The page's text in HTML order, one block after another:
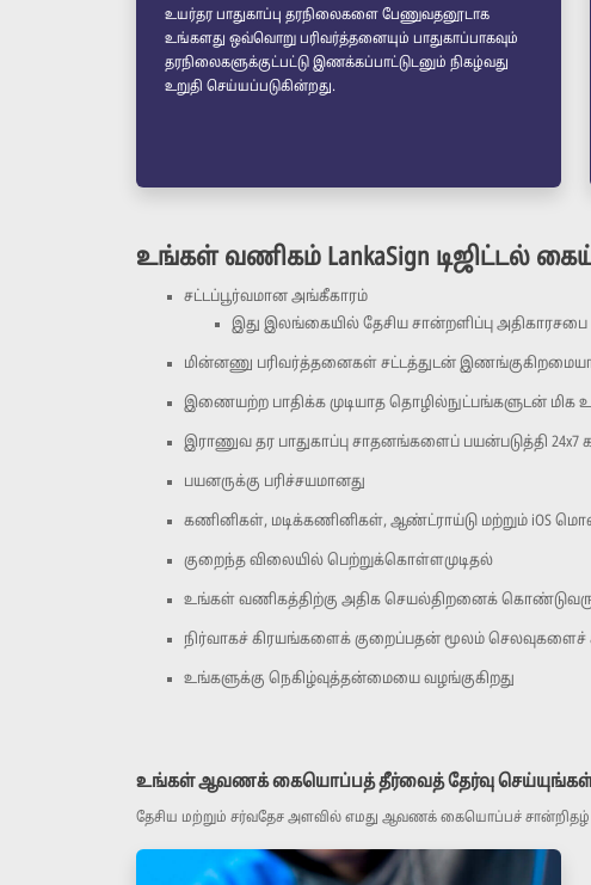
உயர்தர பாதுகாப்பு தரநிலைகளை பேணுவதனூடாக
உங்களது ஒவ்வொறு பரிவர்த்தனையும் பாதுகாப்பாகவும்
தரநிலைகளுக்குட்பட்டு இணக்கப்பாட்டுடனும் நிகழ்வது
உறுதி செய்யப்படுகின்றது.
உங்கள் வணிகம் LankaSign
சட்டப்பூர்வமான அங்கீகாரம்
இது இலங்கையில் தேசிய சான்றளிப்பு அதிகாரசபை
மின்னணு பரிவர்த்தனைகள் சட்டத்துடன்
இணையற்ற பாதிக்க முடியாத தொழில்நுட்பங்களுடன் மிக
இராணுவ தர பாதுகாப்பு சாதனங்களைப் பயன்படுத்தி
பயனருக்கு பரிச்சயமானது
கணினிகள், மடிக்கணினிகள், ஆண்ட்ராய்டு மற்றும் iOS
குறைந்த விலையில் பெற்றுக்கொள்ளமுடிதல்
உங்கள் வணிகத்திற்கு அதிக செயல்திறனைக்
நிர்வாகச் கிரயங்களைக் குறைப்பதன் மூலம் செலவுகளைச்
உங்களுக்கு நெகிழ்வுத்தன்மையை வழங்குகிறது
உங்கள் ஆவணக் கையொப்பத் தீர்வைத் தேர்வு
தேசிய மற்றும் சர்வதேச அளவில் எமது ஆவணக் கையொப்பச்